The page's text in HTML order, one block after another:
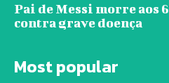
Pai de Messi morre aos
contra grave doença
Most popular